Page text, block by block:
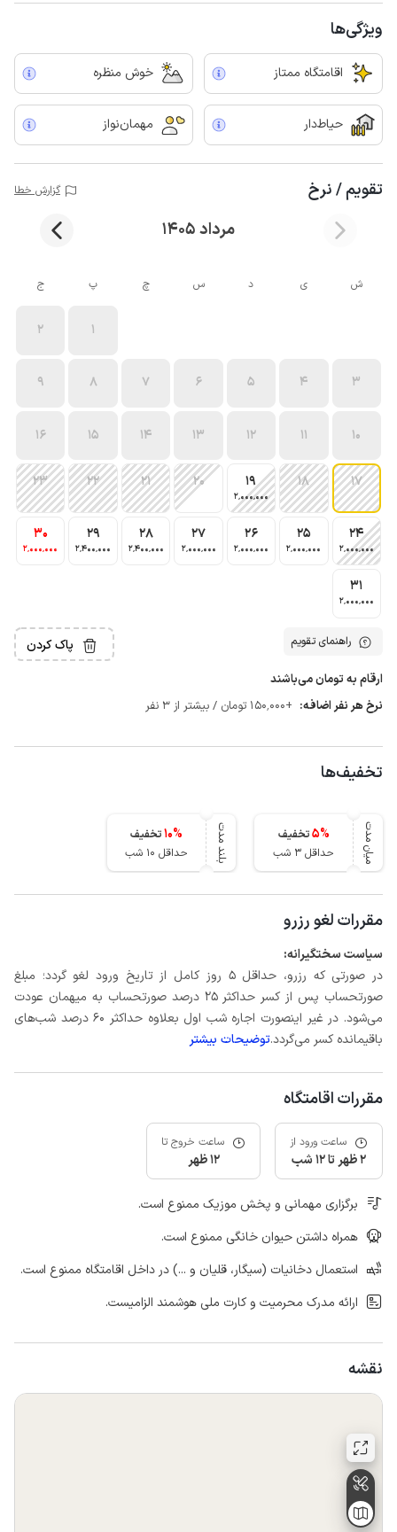
ویژگی‌ها
اقامتگاه ممتاز خوش منظره
حیاط‌دار مهمان‌نواز
تقویم / نرخ گزارش خطا
مرداد 1405
ش ی د س چ پ ج
1
2
3
4
5
6
7
8
9
10
11
12
13
14
15
16
17
18
19
2٬000٬000
20
21
22
23
24
2٬000٬000
25
2٬000٬000
26
2٬000٬000
27
2٬000٬000
28
2٬400٬000
29
2٬400٬000
30
2٬000٬000
31
2٬000٬000
راهنمای تقویم پاک کردن
ارقام به تومان می‌باشند
نرخ هر نفر اضافه: +150٬000 تومان / بیشتر از 3 نفر
تخفیف‌ها
میان مدت 5%
تخفیف
حداقل 3 شب
بلند مدت 10%
تخفیف
حداقل 10 شب
مقررات لغو رزرو
سیاست سختگیرانه:
در صورتی که رزرو، حداقل 5 روز کامل از تاریخ ورود لغو گردد؛ مبلغ
صورتحساب پس از کسر حداکثر 25 درصد صورتحساب به میهمان عودت
می‌شود. در غیر اینصورت اجاره شب اول بعلاوه حداکثر 60 درصد شب‌های
باقیمانده کسر می‌گردد.توضیحات بیشتر
مقررات اقامتگاه
ساعت ورود از
2 ظهر تا 12 شب
ساعت خروج تا
12 ظهر
برگزاری مهمانی و پخش موزیک ممنوع است.
همراه داشتن حیوان خانگی ممنوع است.
استعمال دخانیات (سیگار، قلیان و ...) در داخل اقامتگاه ممنوع است.
ارائه مدرک محرمیت و کارت ملی هوشمند الزامیست.
نقشه